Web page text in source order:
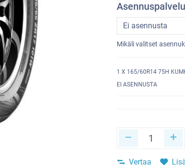
Asennuspalvelu
Mikäli valitset
1 X 165/60R14 75H
EI ASENNUSTA
Vertaa